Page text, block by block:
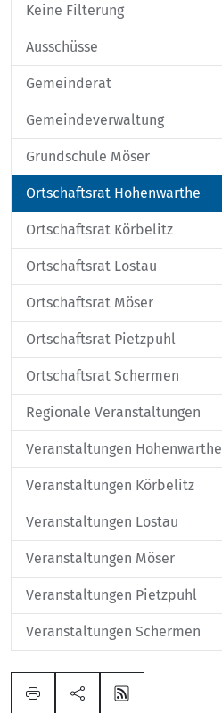
Keine Filterung
Ausschüsse
Gemeinderat
Gemeindeverwaltung
Grundschule Möser
Ortschaftsrat Hohenwarthe
Ortschaftsrat Körbelitz
Ortschaftsrat Lostau
Ortschaftsrat Möser
Ortschaftsrat Pietzpuhl
Ortschaftsrat Schermen
Regionale Veranstaltungen
Veranstaltungen Hohenwarthe
Veranstaltungen Körbelitz
Veranstaltungen Lostau
Veranstaltungen Möser
Veranstaltungen Pietzpuhl
Veranstaltungen Schermen